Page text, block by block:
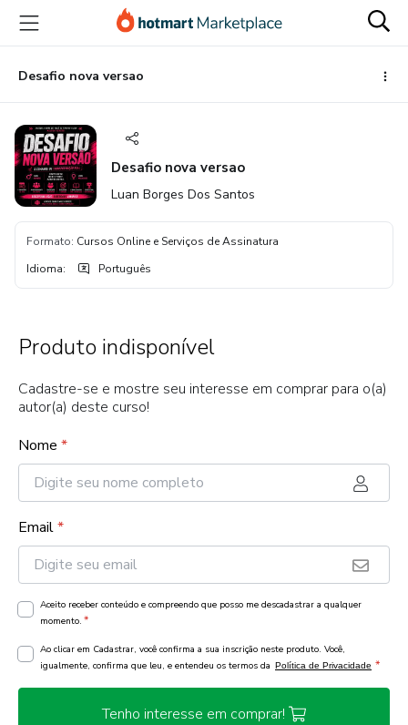
para
conteúdo
principal
para
pagamento
para
rodapé
Desafio nova versao
Desafio nova versao
Luan Borges Dos Santos
Formato: Cursos Online e Serviços de Assinatura
Idioma: Português
Produto indisponível
Cadastre-se e mostre seu interesse em comprar para o(a)
autor(a) deste curso!
Nome *
Email*
Aceito receber conteúdo e compreendo que posso me descadastrar a qualquer
momento. *
Ao clicar em Cadastrar, você confirma a sua inscrição neste produto. Você,
igualmente, confirma que leu, e entendeu os termos da Política de Privacidade *
Tenho interesse em comprar!